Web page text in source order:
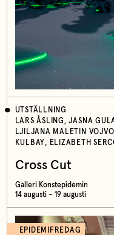
UTSTÄLLNING
LARS ÅSLING, JASNA
LJILJANA MALETIN
KULBAY, ELIZABETH
Cross Cut
Galleri Konstepidemin
14 augusti – 19 augusti
EPIDEMIFREDAG